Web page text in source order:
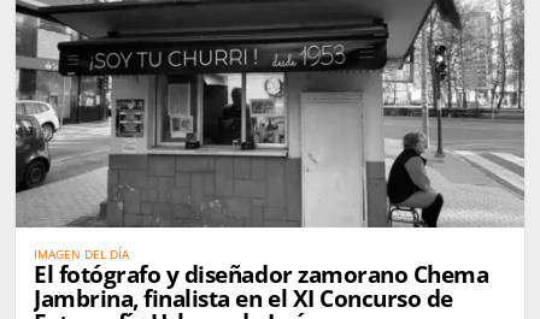
IMAGEN DEL DÍA
El fotógrafo y diseñador zamorano Chema
Jambrina, finalista en el XI Concurso de